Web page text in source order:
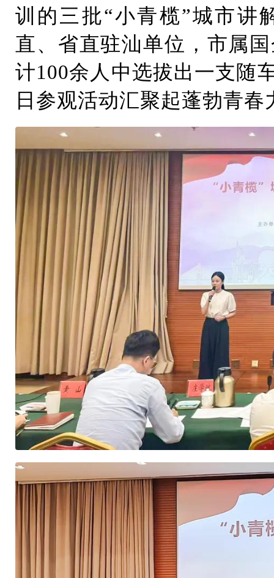
训的三批“小青榄”城市讲
直、省直驻汕单位，市属
计100余人中选拔出一支随
日参观活动汇聚起蓬勃青春